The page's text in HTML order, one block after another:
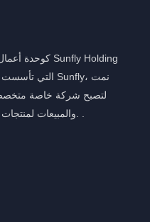
والمبيعات لمنتجات وحلول تخزين الطاقة السكنية والتجارية. .